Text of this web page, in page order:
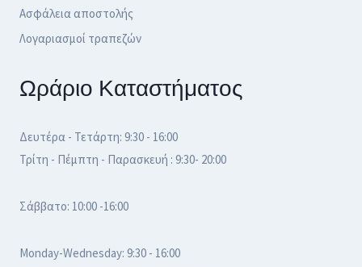
Ασφάλεια αποστολής
Λογαριασμοί τραπεζών
Ωράριο Καταστήματος
Δευτέρα - Τετάρτη: 9:30 - 16:00
Τρίτη - Πέμπτη - Παρασκευή : 9:30- 20:00
Σάββατο: 10:00 -16:00
Monday-Wednesday: 9:30 - 16:00